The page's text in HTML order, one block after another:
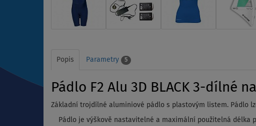
Popis Parametry 5
Pádlo F2 Alu 3D BLACK 3-dílné
Základní trojdílné aluminiové pádlo s plastovým listem. Pádlo
Pádlo je výškově nastavitelné a maximální použitelná délka